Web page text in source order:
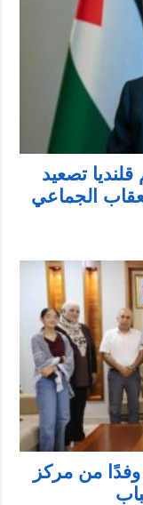
تصعيد
الجماعي
وفدًا من مركز